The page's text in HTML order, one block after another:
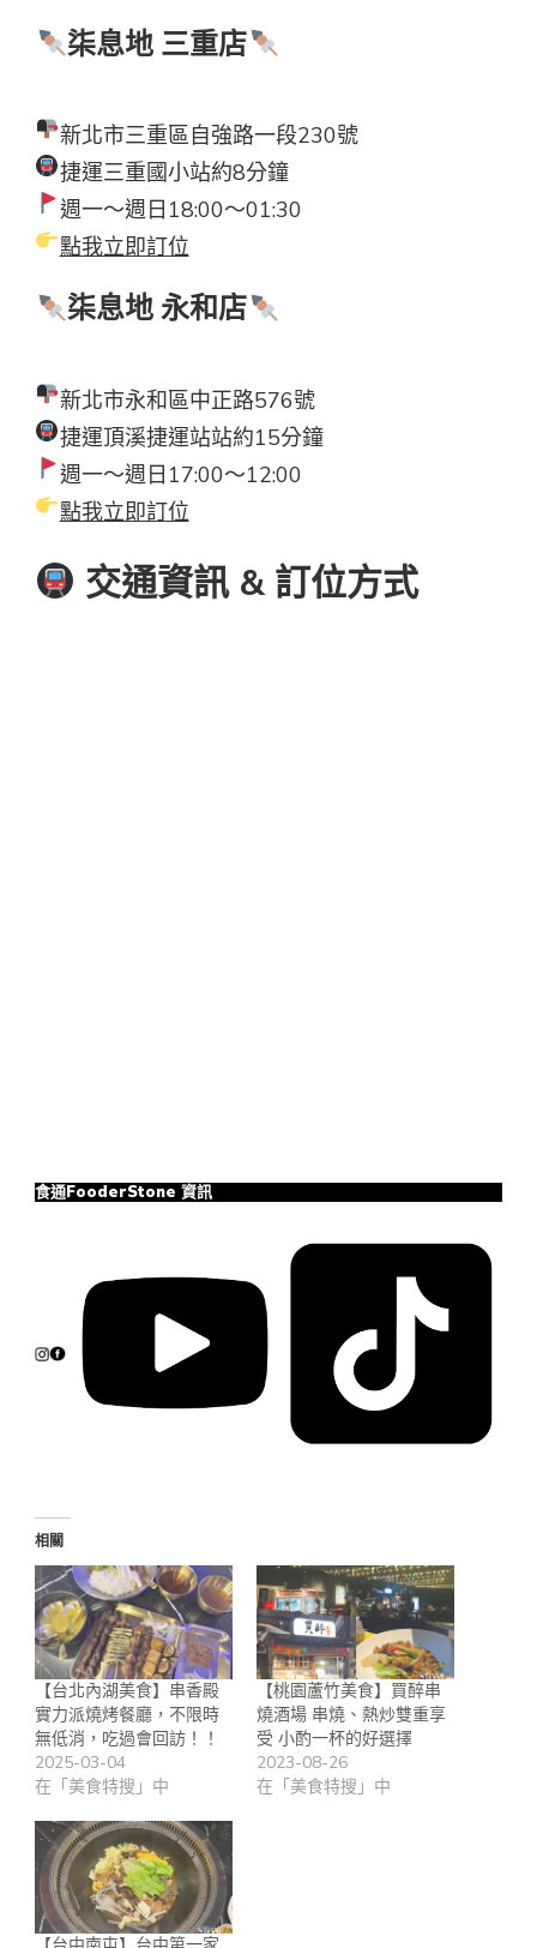
柒息地 三重店
新北市三重區自強路一段230號
捷運三重國小站約8分鐘
週一～週日18:00～01:30
點我立即訂位
柒息地 永和店
新北市永和區中正路576號
捷運頂溪捷運站站約15分鐘
週一～週日17:00～12:00
點我立即訂位
交通資訊 & 訂位方式
食通FooderStone 資訊
相關
【台北內湖美食】串香殿
實力派燒烤餐廳，不限時
無低消，吃過會回訪！！
2025-03-04
在「美食特搜」中
【桃園蘆竹美食】買醉串
燒酒場 串燒、熱炒雙重享
受 小酌一杯的好選擇
2023-08-26
在「美食特搜」中